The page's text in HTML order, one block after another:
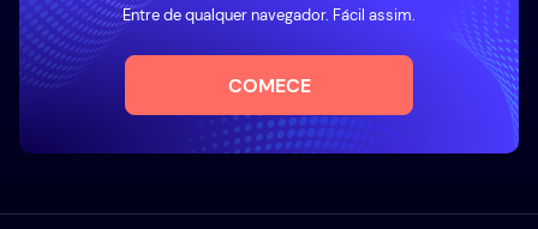
Entre de qualquer navegador. Fácil assim.
COMECE